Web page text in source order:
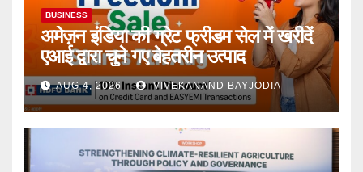
BUSINESS
अमेज़न इंडिया की ग्रेट फ्रीडम सेल में खरीदें
एआई द्वारा चुने गए बेहतरीन उत्पाद
AUG 4, 2026 VIVEKANAND BAYJODIA